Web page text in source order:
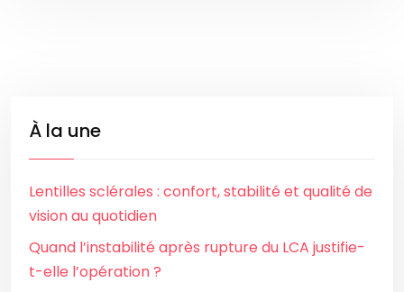
À la une
Lentilles sclérales : confort, stabilité et qualité de
vision au quotidien
Quand l’instabilité après rupture du LCA justifie-
t-elle l’opération ?